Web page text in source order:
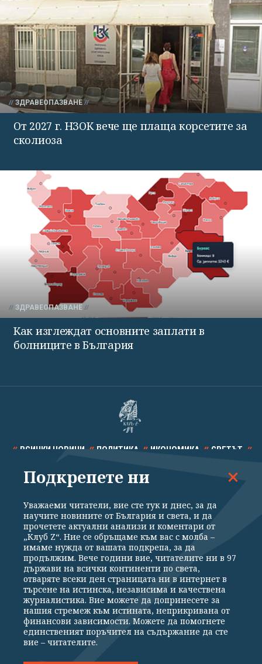
ЗДРАВЕОПАЗВАНЕ
От 2027 г. НЗОК вече ще плаща корсетите за
сколиоза
ЗДРАВЕОПАЗВАНЕ
Как изглеждат основните заплати в
болниците в България
ВСИЧКИ НОВИНИ ПОЛИТИКА ИКОНОМИКА СВЕТЪТ
СПОРТ КУЛТУРА ТЕХНОЛОГИИ КАЛЕЙДОСКОП
Общи условия
Политика за поверителност
Реклама
Партньори Контакти
За Клуб Z
Екип
Подкрепете ни
Издател на www.clubz.bg е „Клуб Зебра Медия“ ЕООД, София, ул. "Алеко
Константинов" 3. Всички права запазени 2026 „Клуб Зебра Медия“
Препечатването на материали, снимки и видео от www.clubz.bg без
Подкрепете ни
Уважаеми читатели, вие сте тук и днес, за да
научите новините от България и света, и да
прочетете актуални анализи и коментари от
„Клуб Z“. Ние се обръщаме към вас с молба –
имаме нужда от вашата подкрепа, за да
продължим. Вече години вие, читателите ни в 97
държави на всички континенти по света,
отваряте всеки ден страницата ни в интернет в
търсене на истинска, независима и качествена
журналистика. Вие можете да допринесете за
нашия стремеж към истината, неприкривана от
финансови зависимости. Можете да помогнете
единственият поръчител на съдържание да сте
вие – читателите.